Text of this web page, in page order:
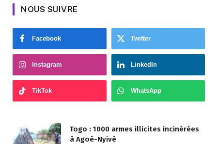
NOUS SUIVRE
Facebook Twitter
Instagram LinkedIn
TikTok WhatsApp
Togo : 1000 armes illicites incinérées
à Agoè-Nyivé